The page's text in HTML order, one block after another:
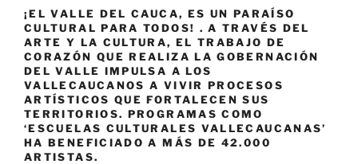
¡EL VALLE DEL CAUCA, ES UN PARAÍSO
CULTURAL PARA TODOS! . A TRAVÉS DEL
ARTE Y LA CULTURA, EL TRABAJO DE
CORAZÓN QUE REALIZA LA GOBERNACIÓN
DEL VALLE IMPULSA A LOS
VALLECAUCANOS A VIVIR PROCESOS
ARTÍSTICOS QUE FORTALECEN SUS
TERRITORIOS. PROGRAMAS COMO
‘ESCUELAS CULTURALES VALLECAUCANAS’
HA BENEFICIADO A MÁS DE 42.000
ARTISTAS.